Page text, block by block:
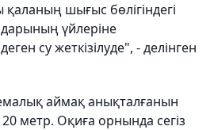
шығыс бөлігіндегі
үйлеріне
су жеткізілуде", - делінген
аймақ анықталғанын
метр. Оқиға орнында сегіз